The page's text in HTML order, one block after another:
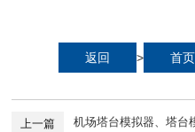
返回 > 首页
上一篇
机场塔台模拟器、塔台